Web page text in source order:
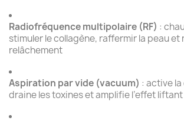
Radiofréquence multipolaire (RF) :
stimuler le collagène, raffermir la peau et
relâchement
Aspiration par vide (vacuum) : active
draine les toxines et amplifie l’effet liftant